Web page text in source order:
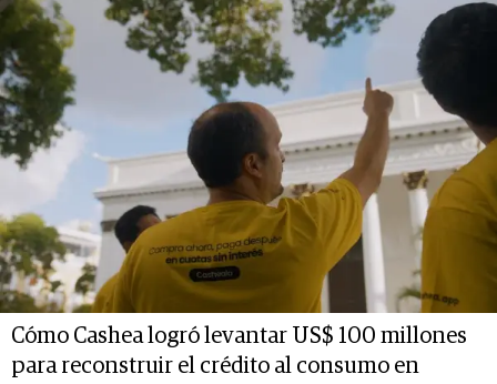
Cómo Cashea logró levantar US$ 100 millones
para reconstruir el crédito al consumo en